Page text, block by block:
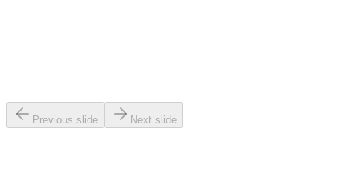
Previous slide Next slide